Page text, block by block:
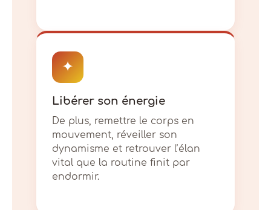
✦
Libérer son énergie
De plus, remettre le corps en
mouvement, réveiller son
dynamisme et retrouver l’élan
vital que la routine finit par
endormir.